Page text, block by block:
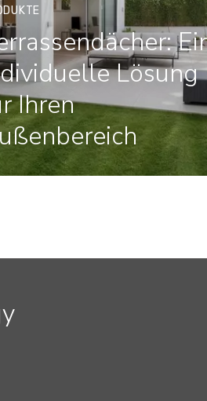
Lösung
Ihren